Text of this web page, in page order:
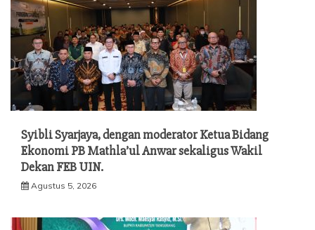
Syibli Syarjaya, dengan moderator Ketua Bidang
Ekonomi PB Mathla’ul Anwar sekaligus Wakil
Dekan FEB UIN.
Agustus 5, 2026